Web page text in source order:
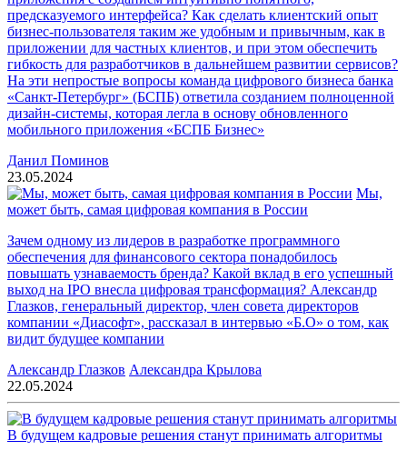
предсказуемого интерфейса? Как сделать клиентский опыт
бизнес-пользователя таким же удобным и привычным, как в
приложении для частных клиентов, и при этом обеспечить
гибкость для разработчиков в дальнейшем развитии сервисов?
На эти непростые вопросы команда цифрового бизнеса банка
«Санкт-Петербург» (БСПБ) ответила созданием полноценной
дизайн-системы, которая легла в основу обновленного
мобильного приложения «БСПБ Бизнес»
Данил Поминов
23.05.2024
Мы,
может быть, самая цифровая компания в России
Зачем одному из лидеров в разработке программного
обеспечения для финансового сектора понадобилось
повышать узнаваемость бренда? Какой вклад в его успешный
выход на IPO внесла цифровая трансформация? Александр
Глазков, генеральный директор, член совета директоров
компании «Диасофт», рассказал в интервью «Б.О» о том, как
видит будущее компании
Александр Глазков Александра Крылова
22.05.2024
В будущем кадровые решения станут принимать алгоритмы